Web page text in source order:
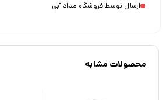
ارسال توسط فروشگاه مداد آبی
محصولات مشابه